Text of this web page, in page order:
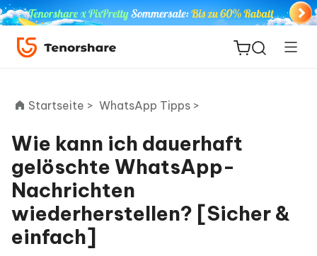
ReiBoot
for iOS
PDNob
PDF
Editor
Neu
Startseite > WhatsApp Tipps >
Wie kann ich dauerhaft
gelöschte WhatsApp-
Nachrichten
wiederherstellen? [Sicher &
einfach]